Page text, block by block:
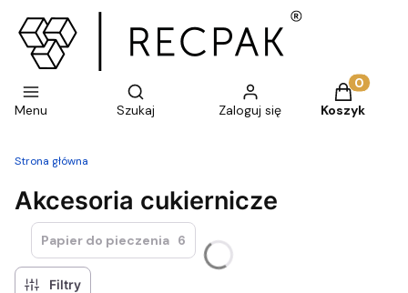
Menu
Otwórz wyszukiwarkę
Szukaj Zaloguj się
Produkty
Koszyk
Strona główna
Akcesoria cukiernicze
Papier do pieczenia 6
Filtry